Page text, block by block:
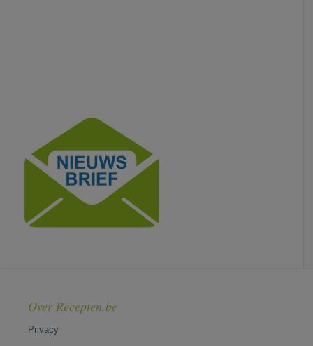
Over Recepten.be
Privacy